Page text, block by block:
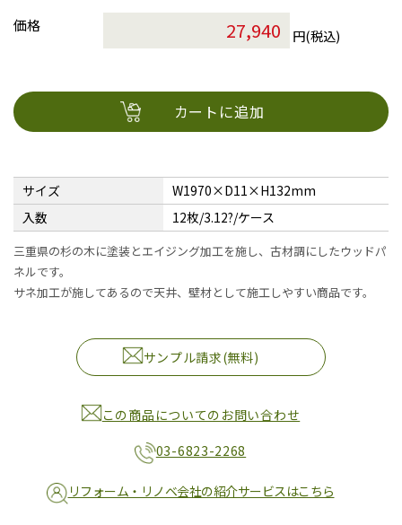
価格
円(税込)
カートに追加
サイズ
W1970×D11×H132mm
入数
12枚/3.12?/ケース
三重県の杉の木に塗装とエイジング加工を施し、古材調にしたウッドパ
ネルです。
サネ加工が施してあるので天井、壁材として施工しやすい商品です。
サンプル請求(無料)
この商品についてのお問い合わせ
03-6823-2268
リフォーム・リノベ会社の紹介サービスはこちら